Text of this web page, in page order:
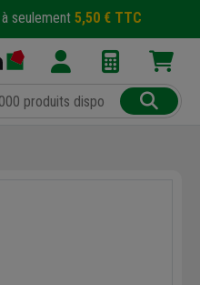
à seulement 5,50 € TTC